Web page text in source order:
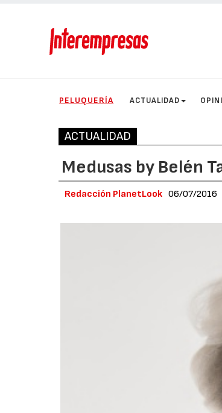
PELUQUERÍA ACTUALIDAD
ACTUALIDAD
Medusas by Belén
Redacción PlanetLook 06/07/2016